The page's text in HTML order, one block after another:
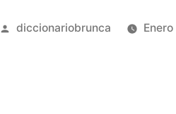
diccionariobrunca